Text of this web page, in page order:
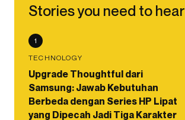
Stories you need to hear
1
TECHNOLOGY
Upgrade Thoughtful dari
Samsung: Jawab Kebutuhan
Berbeda dengan Series HP Lipat
yang Dipecah Jadi Tiga Karakter